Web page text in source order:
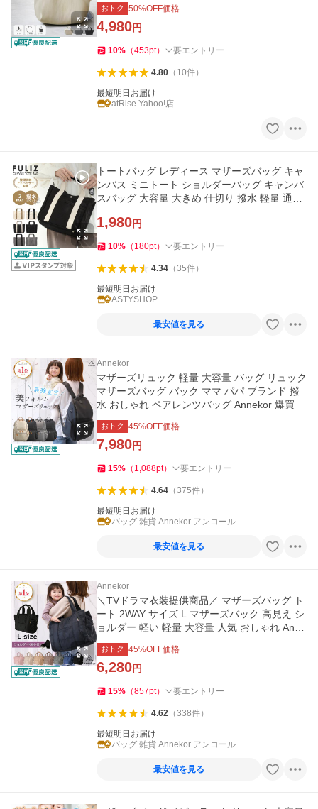
おトク 50%OFF価格
4,980円
10% （453pt） 要エントリー
4.80（ 10件）
最短明日お届け
atRise Yahoo!店
トートバッグ レディース マザーズバッグ キャ
ンバス ミニトート ショルダーバッグ キャンバ
スバッグ 大容量 大きめ 仕切り 撥水 軽量 通勤
1,980円
10% （ 180pt） 要エントリー
4.34（35件）
最短明日お届け
ASTYSHOP
最安値を見る
Annekor
マザーズリュック 軽量 大容量 バッグ リュック
マザーズバッグ バック ママ パパ ブランド 撥
水 おしゃれ ペアレンツバッグ Annekor 爆買
おトク 45%OFF価格
7,980円
15% （ 1,088pt） 要エントリー
4.64（375件）
最短明日お届け
バッグ 雑貨 Annekor アンコール
最安値を見る
Annekor
＼TVドラマ衣装提供商品／ マザーズバッグ ト
ート 2WAY サイズ L マザーズバック 高見え シ
ョルダー 軽い 軽量 大容量 人気 おしゃれ Anne
kor 爆買
おトク 45%OFF価格
6,280円
15% （857pt） 要エントリー
4.62（338件）
最短明日お届け
バッグ 雑貨 Annekor アンコール
最安値を見る